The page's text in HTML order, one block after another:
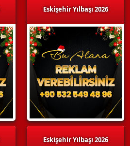
Eskişehir Yılbaşı 2026
Eskişehir Yılbaşı 2026